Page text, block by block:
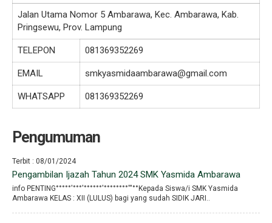
Jalan Utama Nomor 5 Ambarawa, Kec. Ambarawa, Kab.
Pringsewu, Prov. Lampung
TELEPON 081369352269
EMAIL smkyasmidaambarawa@gmail.com
WHATSAPP 081369352269
Pengumuman
Terbit : 08/01/2024
Pengambilan Ijazah Tahun 2024 SMK Yasmida Ambarawa
info PENTING°°°°°′°°°′°°°°°°′°°°°°°°°′′′°°Kepada Siswa/i SMK Yasmida
Ambarawa KELAS : XII (LULUS) bagi yang sudah SIDIK JARI..